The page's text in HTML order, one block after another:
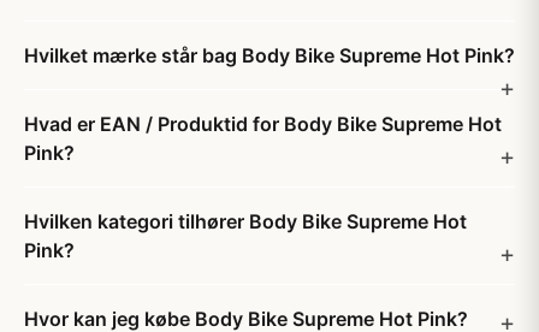
Hvilket mærke står bag Body Bike Supreme Hot Pink?
Hvad er EAN / Produktid for Body Bike Supreme Hot
Pink?
Hvilken kategori tilhører Body Bike Supreme Hot
Pink?
Hvor kan jeg købe Body Bike Supreme Hot Pink?